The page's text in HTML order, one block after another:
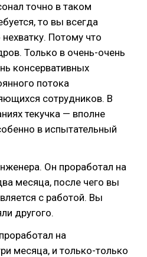
точно в таком
то вы всегда
Потому что
Только в очень-очень
консервативных
потока
сотрудников. В
текучка — вполне
в испытательный
Он проработал на
месяца, после чего вы
с работой. Вы
другого.
на
месяца, и только-только